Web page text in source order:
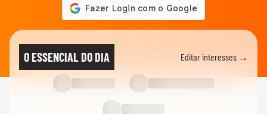
O ESSENCIAL DO DIA Editar interesses →